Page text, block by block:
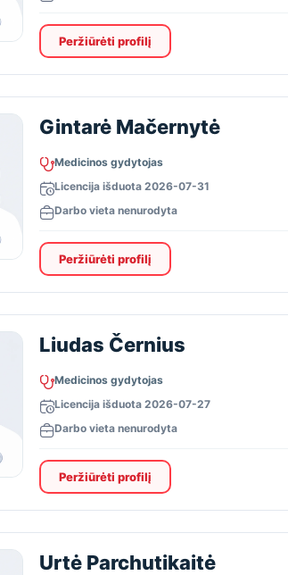
Peržiūrėti profilį
Gintarė Mačernytė
Medicinos gydytojas
Licencija išduota 2026-07-31
Darbo vieta nenurodyta
Peržiūrėti profilį
Liudas Černius
Medicinos gydytojas
Licencija išduota 2026-07-27
Darbo vieta nenurodyta
Peržiūrėti profilį
Urtė Parchutikaitė